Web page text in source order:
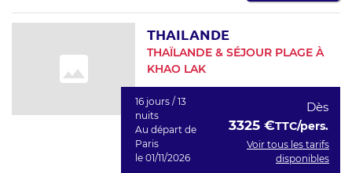
THAILANDE
THAÏLANDE & SÉJOUR PLAGE À
KHAO LAK
16 jours / 13
nuits
Au départ de
Paris
le 01/11/2026
Dès
3325 €TTC/pers.
Voir tous les tarifs
disponibles